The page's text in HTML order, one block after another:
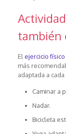
también
El ejercicio
más
adaptada a
Caminar a
Nadar.
Bicicleta